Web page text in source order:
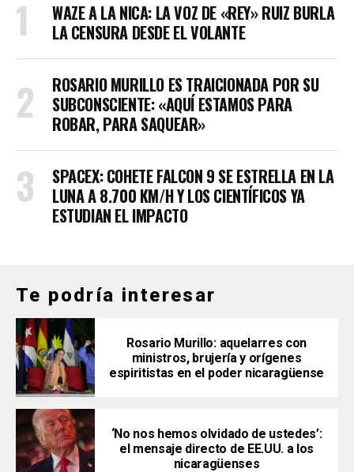
WAZE A LA NICA: LA VOZ DE «REY» RUIZ BURLA
LA CENSURA DESDE EL VOLANTE
ROSARIO MURILLO ES TRAICIONADA POR SU
SUBCONSCIENTE: «AQUÍ ESTAMOS PARA
ROBAR, PARA SAQUEAR»
SPACEX: COHETE FALCON 9 SE ESTRELLA EN LA
LUNA A 8.700 KM/H Y LOS CIENTÍFICOS YA
ESTUDIAN EL IMPACTO
Te podría interesar
Rosario Murillo: aquelarres con
ministros, brujería y orígenes
espiritistas en el poder nicaragüense
‘No nos hemos olvidado de ustedes’:
el mensaje directo de EE.UU. a los
nicaragüenses